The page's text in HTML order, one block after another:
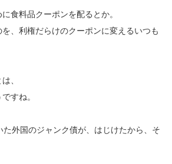
食料品クーポンを配るとか。
、利権だらけのクーポンに変えるいつも
、
すね。
た外国のジャンク債が、はじけたから、そ